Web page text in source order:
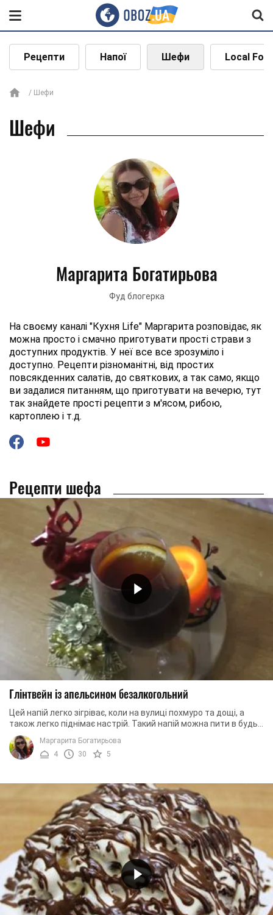
Рецепти Напої Шефи Local
Шефи
Шефи
Маргарита Богатирьова
Фуд блогерка
На своєму каналі "Кухня Life" Маргарита розповідає, як
можна просто і смачно приготувати прості страви з
доступних продуктів. У неї все все зрозуміло і
доступно. Рецепти різноманітні, від простих
повсякденних салатів, до святкових, а так само, якщо
ви задалися питанням, що приготувати на вечерю, тут
так знайдете прості рецепти з м'ясом, рибою,
картоплею і т.д.
Рецепти шефа
Глінтвейн із апельсином безалкогольний
Цей напій легко зігріває, коли на вулиці похмуро та дощі, а
також легко піднімає настрій. Такий напій можна пити в будь-
який час року. Безалкогольний ...
Маргарита Богатирьова
4
30 5